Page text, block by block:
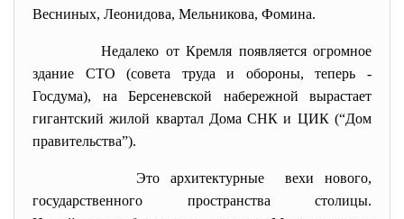
Весниных, Леонидова, Мельникова, Фомина.
Недалеко от Кремля появляется огромное
здание СТО (совета труда и обороны, теперь -
Госдума), на Берсеневской набережной вырастает
гигантский жилой квартал Дома СНК и ЦИК (“Дом
правительства”).
Это архитектурные вехи нового,
государственного пространства столицы.